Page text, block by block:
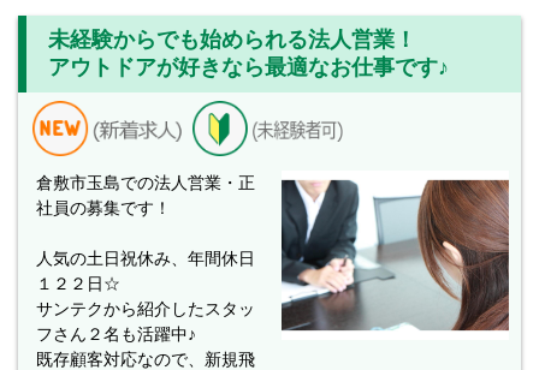
未経験からでも始められる法人営業！
アウトドアが好きなら最適なお仕事です♪
倉敷市玉島での法人営業・正
社員の募集です！
人気の土日祝休み、年間休日
１２２日☆
サンテクから紹介したスタッ
フさん２名も活躍中♪
既存顧客対応なので、新規飛